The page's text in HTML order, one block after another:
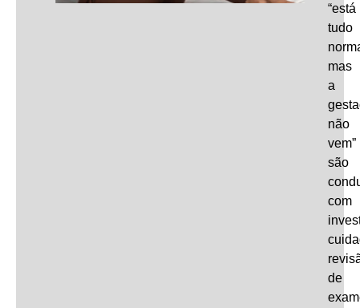
“está
tudo
mas
a
não
vem”
são
com
de